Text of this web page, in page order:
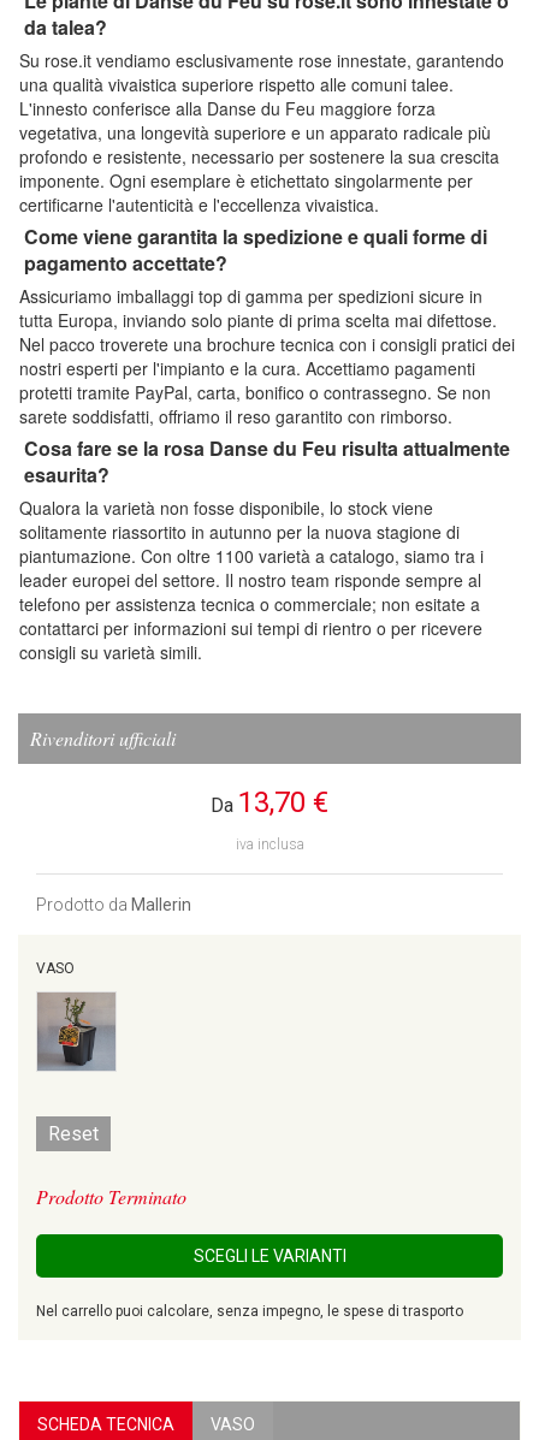
da talea?
Su rose.it vendiamo esclusivamente rose innestate, garantendo
una qualità vivaistica superiore rispetto alle comuni talee.
L'innesto conferisce alla Danse du Feu maggiore forza
vegetativa, una longevità superiore e un apparato radicale più
profondo e resistente, necessario per sostenere la sua crescita
imponente. Ogni esemplare è etichettato singolarmente per
certificarne l'autenticità e l'eccellenza vivaistica.
Come viene garantita la spedizione e quali forme di
pagamento accettate?
Assicuriamo imballaggi top di gamma per spedizioni sicure in
tutta Europa, inviando solo piante di prima scelta mai difettose.
Nel pacco troverete una brochure tecnica con i consigli pratici dei
nostri esperti per l'impianto e la cura. Accettiamo pagamenti
protetti tramite PayPal, carta, bonifico o contrassegno. Se non
sarete soddisfatti, offriamo il reso garantito con rimborso.
Cosa fare se la rosa Danse du Feu risulta attualmente
esaurita?
Qualora la varietà non fosse disponibile, lo stock viene
solitamente riassortito in autunno per la nuova stagione di
piantumazione. Con oltre 1100 varietà a catalogo, siamo tra i
leader europei del settore. Il nostro team risponde sempre al
telefono per assistenza tecnica o commerciale; non esitate a
contattarci per informazioni sui tempi di rientro o per ricevere
consigli su varietà simili.
Rivenditori ufficiali
Da 13,70 €
iva inclusa
Prodotto da Mallerin
VASO
Reset
Prodotto Terminato
SCEGLI LE VARIANTI
Nel carrello puoi calcolare, senza impegno, le spese di trasporto
SCHEDA TECNICA VASO